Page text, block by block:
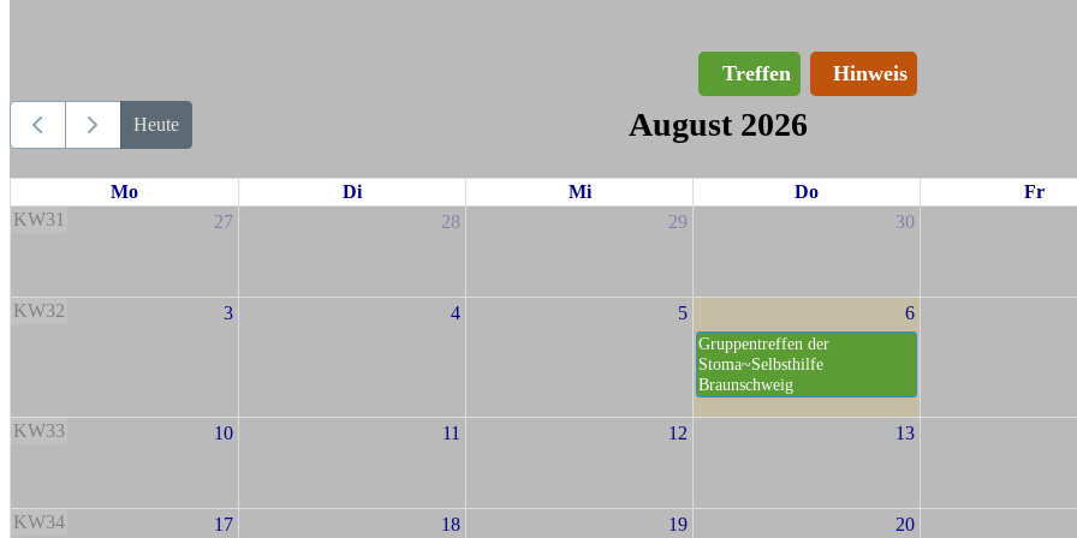
Treffen Hinweis
Heute August 2026
Mo Di Mi Do
Fr
KW31
27 28 29 30
KW32 3 4 5 6
Gruppentreffen der
Stoma~Selbsthilfe
Braunschweig
KW33 10 11 12 13
KW34 17 18 19 20